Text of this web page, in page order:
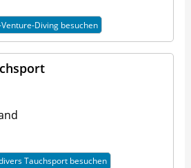
Venture-Diving besuchen
Tauchsport besuchen